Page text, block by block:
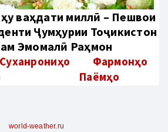
ваҳдати миллӣ – Пешвои
Ҷумҳурии Тоҷикистон
Эмомалӣ Раҳмон
Суханрониҳо
Фармонҳо
Паёмҳо
world-weather.ru